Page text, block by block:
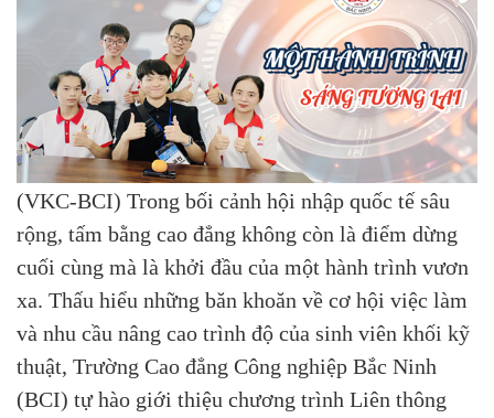
(VKC-BCI) Trong bối cảnh hội nhập quốc tế sâu
rộng, tấm bằng cao đẳng không còn là điểm dừng
cuối cùng mà là khởi đầu của một hành trình vươn
xa. Thấu hiểu những băn khoăn về cơ hội việc làm
và nhu cầu nâng cao trình độ của sinh viên khối kỹ
thuật, Trường Cao đẳng Công nghiệp Bắc Ninh
(BCI) tự hào giới thiệu chương trình Liên thông